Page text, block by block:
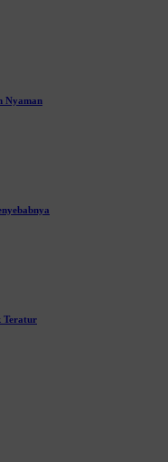
Nyaman
Teratur